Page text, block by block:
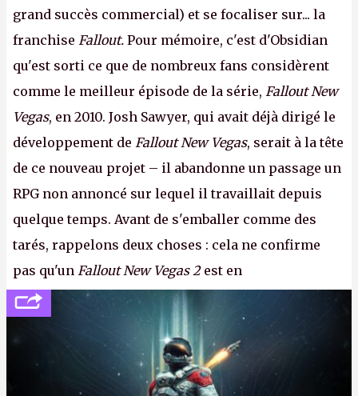
grand succès commercial) et se focaliser sur... la
franchise Fallout. Pour mémoire, c'est d'Obsidian
qu'est sorti ce que de nombreux fans considèrent
comme le meilleur épisode de la série, Fallout New
Vegas, en 2010. Josh Sawyer, qui avait déjà dirigé le
développement de Fallout New Vegas, serait à la tête
de ce nouveau projet – il abandonne un passage un
RPG non annoncé sur lequel il travaillait depuis
quelque temps. Avant de s'emballer comme des
tarés, rappelons deux choses : cela ne confirme
pas qu'un Fallout New Vegas 2est en
développement (pour ce que l'on sait, ils bossent
peut-être sur
Fallout Football ou
Fallout vs. Les
Lapins Crétins) et l'Obsidian d'aujourd'hui n'est plus
le même studio qu'il y a 15 ans. Mais bon, OK, on